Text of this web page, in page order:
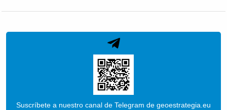
Suscríbete a nuestro canal de Telegram de geoestrategia.eu